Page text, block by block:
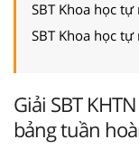
SBT Khoa học
SBT Khoa học
Giải SBT
bảng tuần